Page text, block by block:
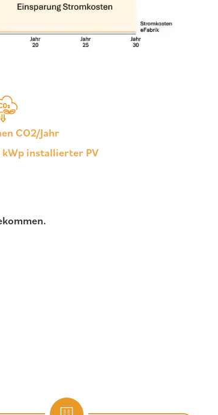
CO2/Jahr
kWp installierter PV